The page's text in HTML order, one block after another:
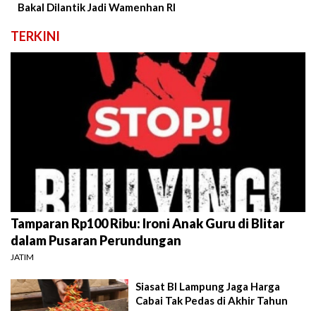
Bakal Dilantik Jadi Wamenhan RI
TERKINI
Tamparan Rp100 Ribu: Ironi Anak Guru di Blitar
dalam Pusaran Perundungan
JATIM
Siasat BI Lampung Jaga Harga
Cabai Tak Pedas di Akhir Tahun